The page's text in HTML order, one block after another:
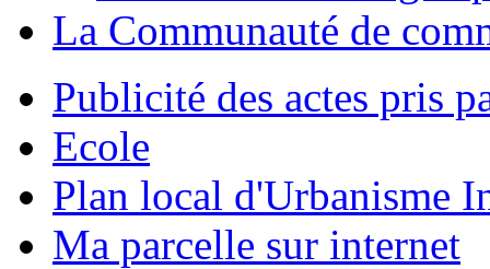
La Communauté de
Publicité des actes pris
Ecole
Plan local d'Urbanisme
Ma parcelle sur internet